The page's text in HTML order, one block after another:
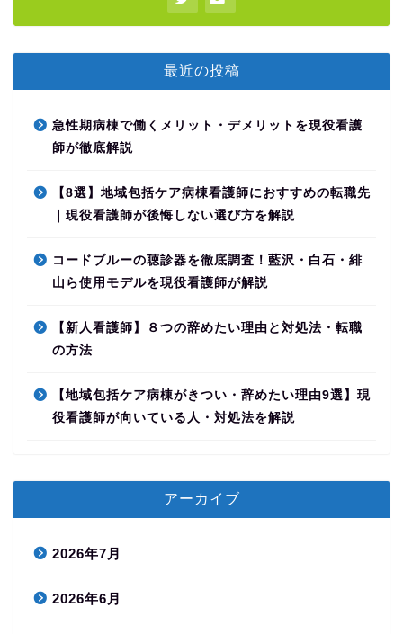
最近の投稿
急性期病棟で働くメリット・デメリットを現役看護
師が徹底解説
【8選】地域包括ケア病棟看護師におすすめの転職先
｜現役看護師が後悔しない選び方を解説
コードブルーの聴診器を徹底調査！藍沢・白石・緋
山ら使用モデルを現役看護師が解説
【新人看護師】８つの辞めたい理由と対処法・転職
の方法
【地域包括ケア病棟がきつい・辞めたい理由9選】現
役看護師が向いている人・対処法を解説
アーカイブ
2026年7月
2026年6月